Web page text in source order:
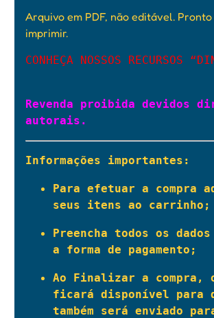
Arquivo em PDF, não editável.
imprimir.
CONHEÇA NOSSOS RECURSOS
Revenda proibida devidos
autorais.
Informações importantes:
Para efetuar a compra
seus itens ao carrinho;
Preencha todos os
a forma de pagamento;
Ao Finalizar a compra,
ficará disponível para
também será enviado